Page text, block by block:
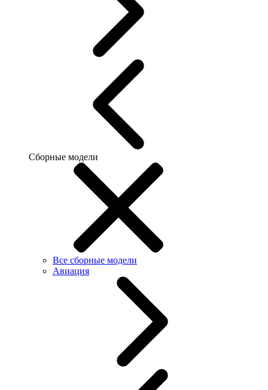
Сборные модели
Все сборные модели
Авиация